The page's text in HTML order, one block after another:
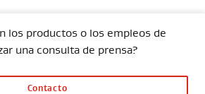
los productos o los empleos de
una consulta de prensa?
Contacto